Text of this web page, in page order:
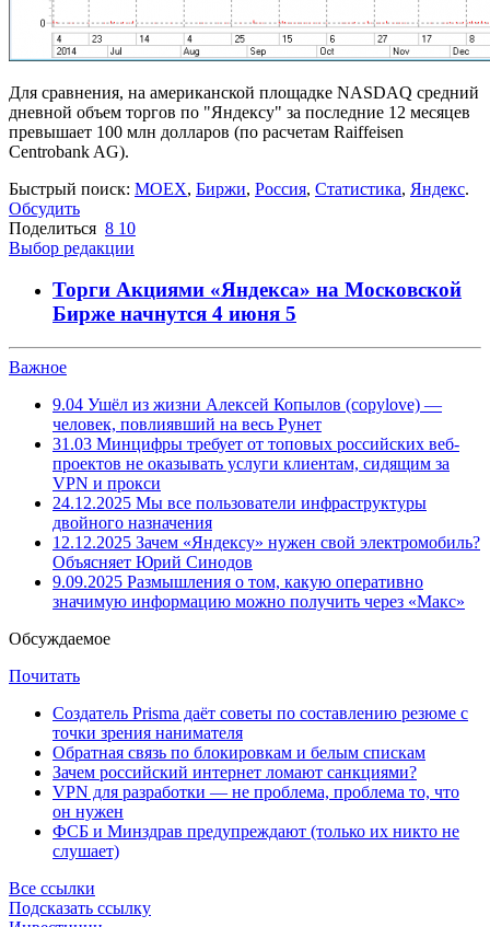
Для сравнения, на американской площадке NASDAQ средний
дневной объем торгов по "Яндексу" за последние 12 месяцев
превышает 100 млн долларов (по расчетам Raiffeisen
Centrobank AG).
Быстрый поиск: MOEX, Биржи, Россия, Статистика, Яндекс.
Обсудить
Поделиться 8 10
Выбор редакции
Торги Акциями «Яндекса» на Московской
Бирже начнутся 4 июня 5
Важное
9.04 Ушёл из жизни Алексей Копылов (copylove) —
человек, повлиявший на весь Рунет
31.03 Минцифры требует от топовых российских веб-
проектов не оказывать услуги клиентам, сидящим за
VPN и прокси
24.12.2025 Мы все пользователи инфраструктуры
двойного назначения
12.12.2025 Зачем «Яндексу» нужен свой электромобиль?
Объясняет Юрий Синодов
9.09.2025 Размышления о том, какую оперативно
значимую информацию можно получить через «Макс»
Обсуждаемое
Почитать
Создатель Prisma даёт советы по составлению резюме с
точки зрения нанимателя
Обратная связь по блокировкам и белым спискам
Зачем российский интернет ломают санкциями?
VPN для разработки — не проблема, проблема то, что
он нужен
ФСБ и Минздрав предупреждают (только их никто не
слушает)
Все ссылки
Подсказать ссылку